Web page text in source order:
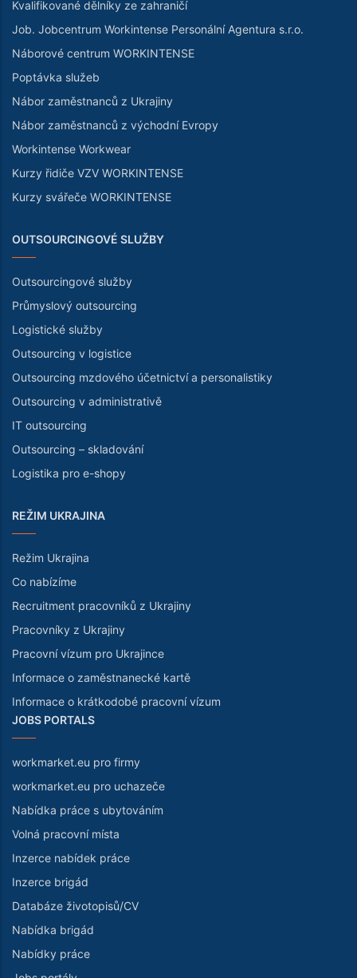
Kvalifikované dělníky ze zahraničí
Job. Jobcentrum Workintense Personální Agentura s.r.o.
Náborové centrum WORKINTENSE
Poptávka služeb
Nábor zaměstnanců z Ukrajiny
Nábor zaměstnanců z východní Evropy
Workintense Workwear
Kurzy řidiče VZV WORKINTENSE
Kurzy svářeče WORKINTENSE
OUTSOURCINGOVÉ SLUŽBY
Outsourcingové služby
Průmyslový outsourcing
Logistické služby
Outsourcing v logistice
Outsourcing mzdového účetnictví a personalistiky
Outsourcing v administrativě
IT outsourcing
Outsourcing – skladování
Logistika pro e-shopy
REŽIM UKRAJINA
Režim Ukrajina
Co nabízíme
Recruitment pracovníků z Ukrajiny
Pracovníky z Ukrajiny
Pracovní vízum pro Ukrajince
Informace o zaměstnanecké kartě
Informace o krátkodobé pracovní vízum
JOBS PORTALS
workmarket.eu pro firmy
workmarket.eu pro uchazeče
Nabídka práce s ubytováním
Volná pracovní místa
Inzerce nabídek práce
Inzerce brigád
Databáze životopisů/CV
Nabídka brigád
Nabídky práce